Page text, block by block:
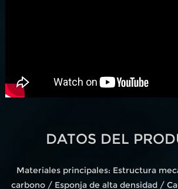
DATOS DEL
Materiales principales: Estructura
carbono / Esponja de alta densidad /